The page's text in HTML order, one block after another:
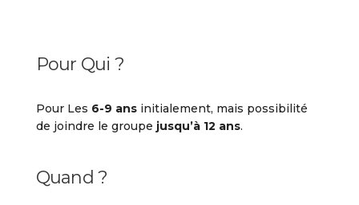
Pour Qui ?
Pour Les 6-9 ans initialement, mais possibilité
de joindre le groupe jusqu’à 12 ans.
Quand ?